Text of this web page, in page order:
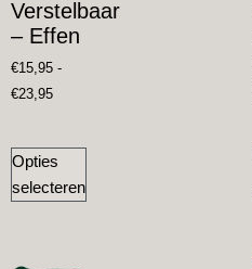
Verstelbaar
– Effen
€15,95 -
€23,95
Opties
selecteren